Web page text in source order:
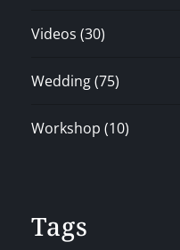
Videos (30)
Wedding(75)
Workshop (10)
Tags